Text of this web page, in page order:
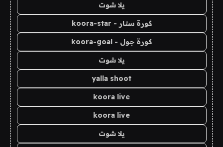
يلا شوت
كورة ستار - koora-star
كورة جول - koora-goal
يلا شوت
yalla shoot
koora live
koora live
يلا شوت